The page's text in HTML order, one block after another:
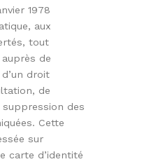
1978
aux
tout
de
d’un droit
de
des
Cette
sur
carte d’identité